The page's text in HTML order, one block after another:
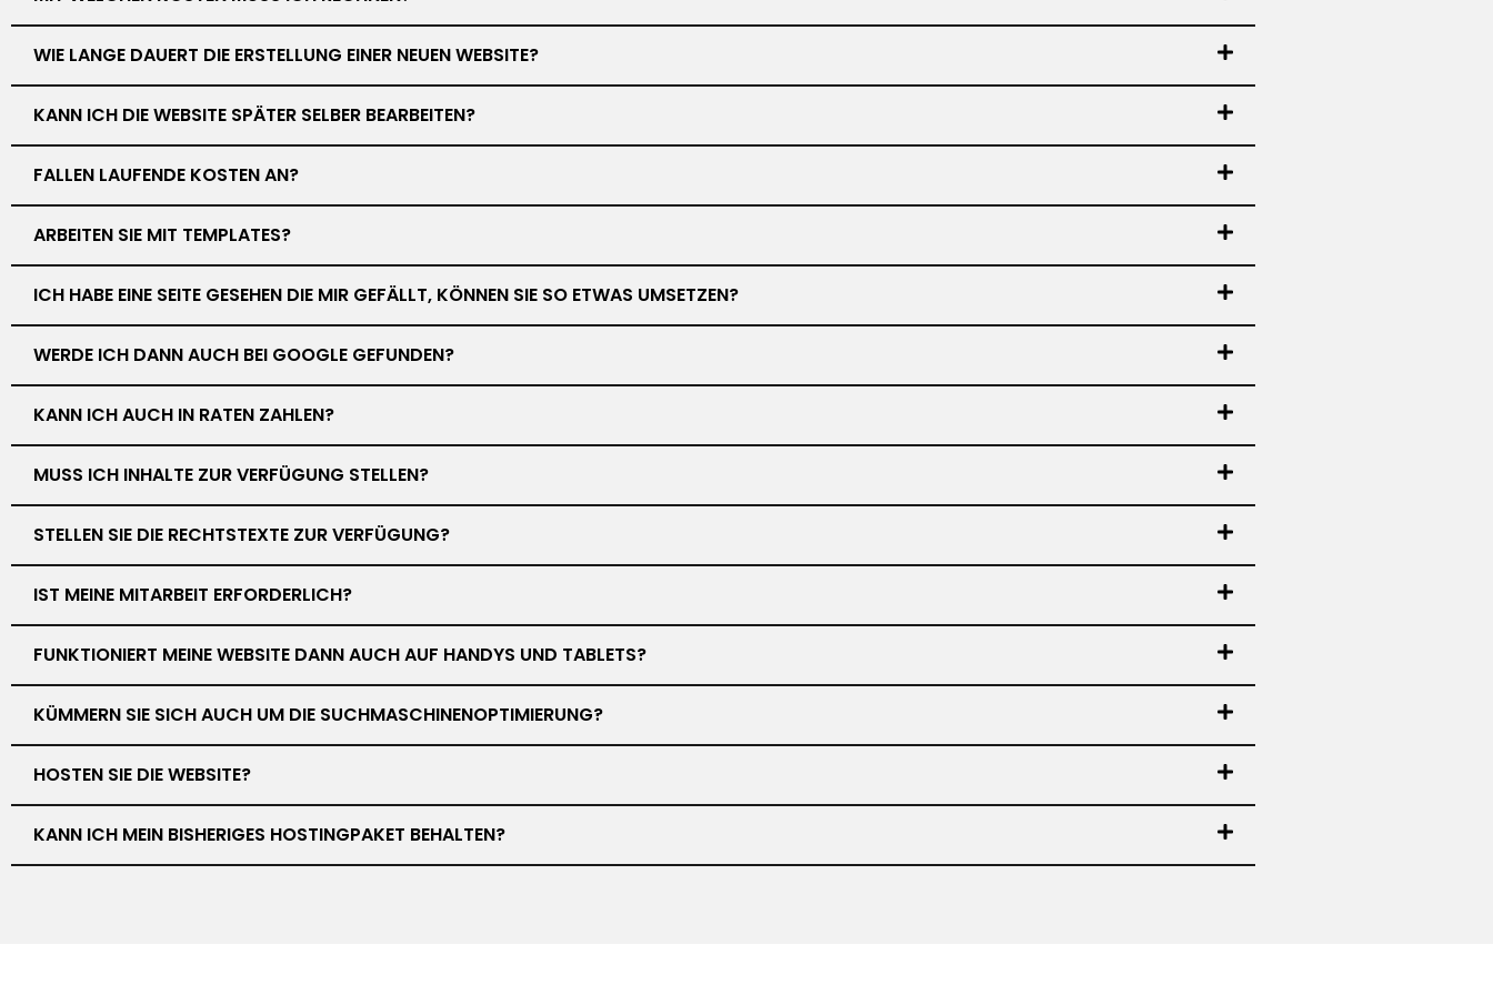
WIE LANGE DAUERT DIE ERSTELLUNG EINER NEUEN WEBSITE?
KANN ICH DIE WEBSITE SPÄTER SELBER BEARBEITEN?
FALLEN LAUFENDE KOSTEN AN?
ARBEITEN SIE MIT TEMPLATES?
ICH HABE EINE SEITE GESEHEN DIE MIR GEFÄLLT, KÖNNEN SIE SO ETWAS UMSETZEN?
WERDE ICH DANN AUCH BEI GOOGLE GEFUNDEN?
KANN ICH AUCH IN RATEN ZAHLEN?
MUSS ICH INHALTE ZUR VERFÜGUNG STELLEN?
STELLEN SIE DIE RECHTSTEXTE ZUR VERFÜGUNG?
IST MEINE MITARBEIT ERFORDERLICH?
FUNKTIONIERT MEINE WEBSITE DANN AUCH AUF HANDYS UND TABLETS?
KÜMMERN SIE SICH AUCH UM DIE SUCHMASCHINENOPTIMIERUNG?
HOSTEN SIE DIE WEBSITE?
KANN ICH MEIN BISHERIGES HOSTINGPAKET BEHALTEN?